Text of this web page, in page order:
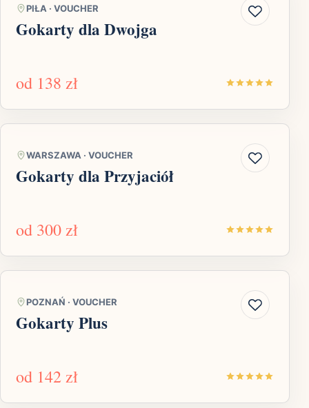
PIŁA · VOUCHER
Gokarty dla Dwojga
od 138 zł
WARSZAWA · VOUCHER
Gokarty dla Przyjaciół
od 300 zł
POZNAŃ · VOUCHER
Gokarty Plus
od 142 zł